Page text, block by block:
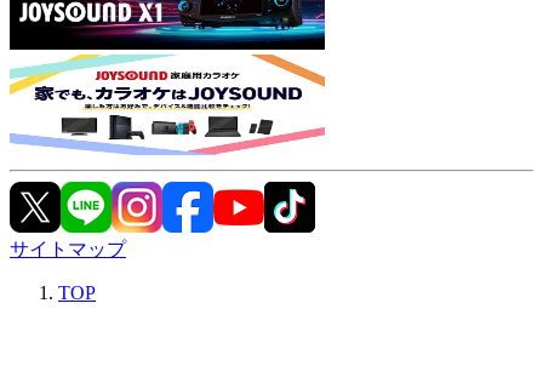
サイトマップ
TOP